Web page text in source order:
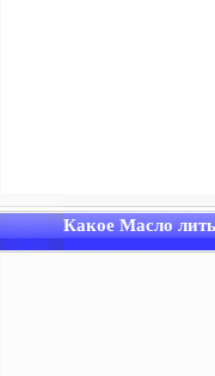
Какое Масло